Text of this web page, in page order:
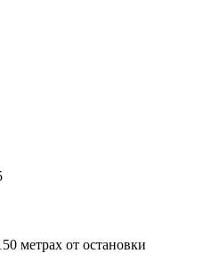
метрах от остановки